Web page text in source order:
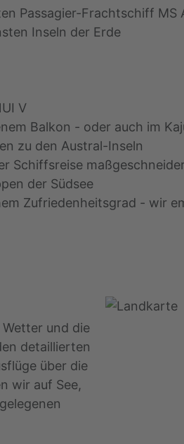
Passagier-Frachtschiff MS
Inseln der Erde
V
Balkon - oder auch im
zu den Austral-Inseln
Schiffsreise
der Südsee
Zufriedenheitsgrad - wir
und die
detaillierten
über die
wir auf See,